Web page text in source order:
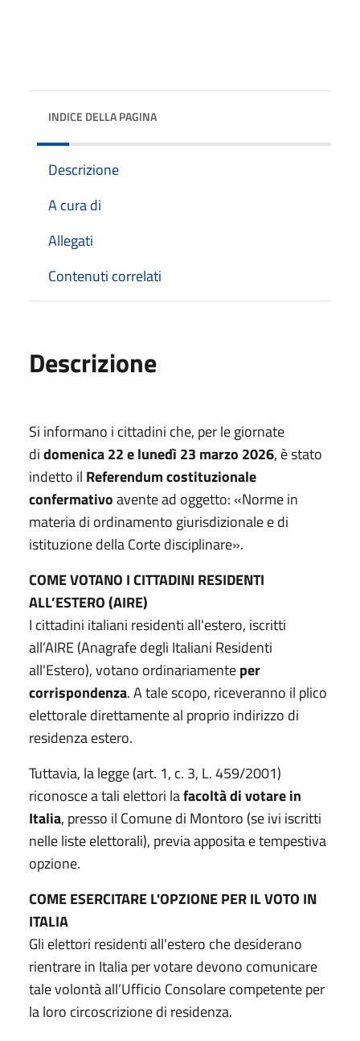
INDICE DELLA PAGINA
Descrizione
A cura di
Allegati
Contenuti correlati
Descrizione
Si informano i cittadini che, per le giornate
didomenica 22 e lunedì 23 marzo 2026, è stato
indetto il Referendum costituzionale
confermativoavente ad oggetto:«Norme in
materia di ordinamento giurisdizionale e di
istituzione della Corte disciplinare».
COME VOTANO I CITTADINI RESIDENTI
ALL’ESTERO (AIRE)
I cittadini italiani residenti all'estero, iscritti
all’AIRE (Anagrafe degli Italiani Residenti
all'Estero), votano ordinariamenteper
corrispondenza. A tale scopo, riceveranno il plico
elettorale direttamente al proprio indirizzo di
residenza estero.
Tuttavia, la legge (art. 1, c. 3, L. 459/2001)
riconosce a tali elettori lafacoltà di votare in
Italia, presso il Comune di Montoro (se ivi iscritti
nelle liste elettorali), previa apposita e tempestiva
opzione.
COME ESERCITARE L'OPZIONE PER IL VOTO IN
ITALIA
Gli elettori residenti all'estero che desiderano
rientrare in Italia per votare devono comunicare
tale volontà all’Ufficio Consolare competente per
la loro circoscrizione di residenza.